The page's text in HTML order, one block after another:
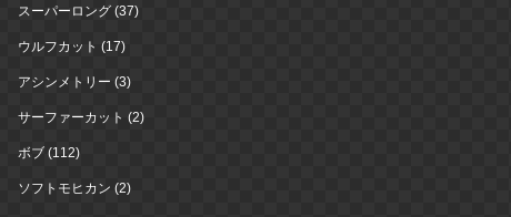
スーパーロング (37)
ウルフカット (17)
アシンメトリー (3)
サーファーカット (2)
ボブ (112)
ソフトモヒカン (2)